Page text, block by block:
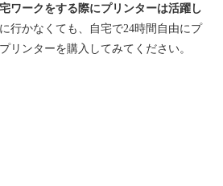
ワークをする際にプリンターは活躍し
行かなくても、自宅で24時間自由にプ
リンターを購入してみてください。